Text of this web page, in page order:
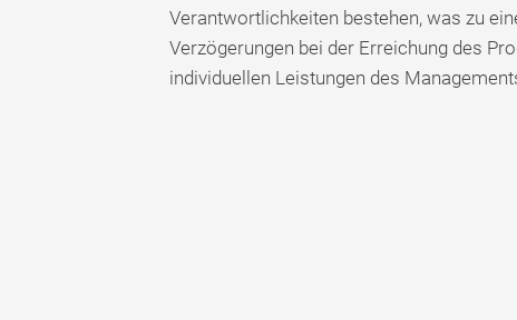
Verantwortlichkeiten bestehen, was zu
Verzögerungen bei der Erreichung des
individuellen Leistungen des